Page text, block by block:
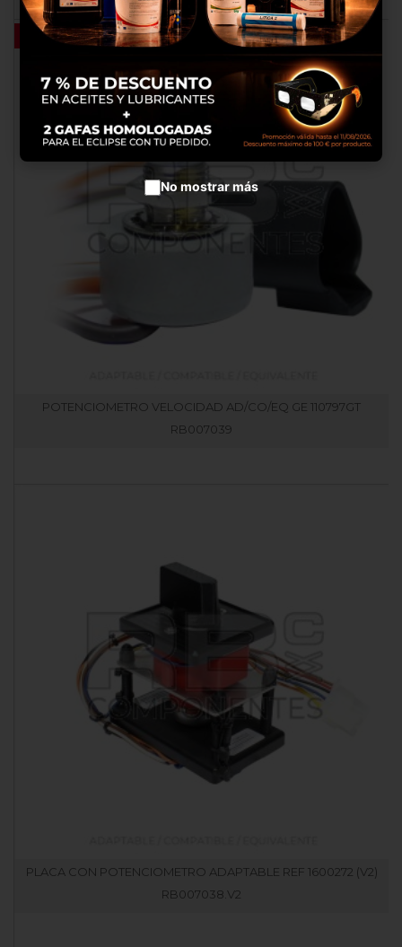
OUTLET
POTENCIOMETRO VELOCIDAD AD/CO/EQ GE 110797GT
RB007039
PLACA CON POTENCIOMETRO ADAPTABLE REF 1600272 (V2)
RB007038.V2
productos en anuncios
publicitarios.
Aceptar cookies
No mostrar más